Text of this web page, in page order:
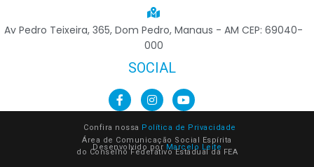
Av Pedro Teixeira, 365, Dom Pedro, Manaus - AM CEP: 69040-
000
SOCIAL
Confira nossa Política de Privacidade
Área de Comunicação Social Espírita
do Conselho Federativo Estadual da FEA
Desenvolvido por Marcelo Leite